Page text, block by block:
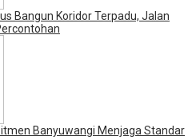
Bangun Koridor Terpadu, Jalan
Banyuwangi Menjaga Standar